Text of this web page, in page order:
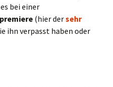
bei einer
(hier dersehr
ihn verpasst haben oder